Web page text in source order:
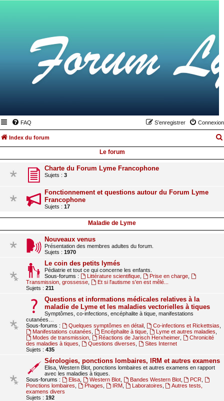
FAQ Connexion
S’enregistrer
Index du forum
Le forum
Charte du Forum Lyme Francophone
Sujets : 3
Fonctionnement et questions autour du Forum Lyme
Francophone
Sujets : 17
Maladie de Lyme
Nouveaux venus
Présentation des membres adultes du forum.
Sujets : 1970
Le coin des petits lymés
Pédiatrie et tout ce qui concerne les enfants.
Sous-forums :
Littérature scientifique, Prise en charge,
Transmission, grossesse
Et si l'autisme s'en est mêlé...
Sujets : 211
Questions et informations médicales relatives à la
maladie de Lyme et les maladies vectorielles à tiques
Symptômes, co-infections, encéphalite à tique, manifestations
cutanées…
Sous-forums :
Quelques symptômes en détail, Co-infections et Rickettsias
Manifestations cutanées
Encéphalite à tique, Lyme et autres maladies
Modes de transmission, Réactions de Jarisch Herxheimer,
Chronicité
des maladies à tiques
Questions diverses
Sites Internet
Sujets : 435
Sérologies, ponctions lombaires, IRM et autres examens
Elisa, Western Blot, ponctions lombaires et autres examens en rapport
avec les maladies à tiques.
Sous-forums :
Elisa, Western Blot, Bandes Western Blot, PCR
Ponctions lombaires
Phages IRM, Laboratoires
Autres tests,
examens divers
Sujets : 192